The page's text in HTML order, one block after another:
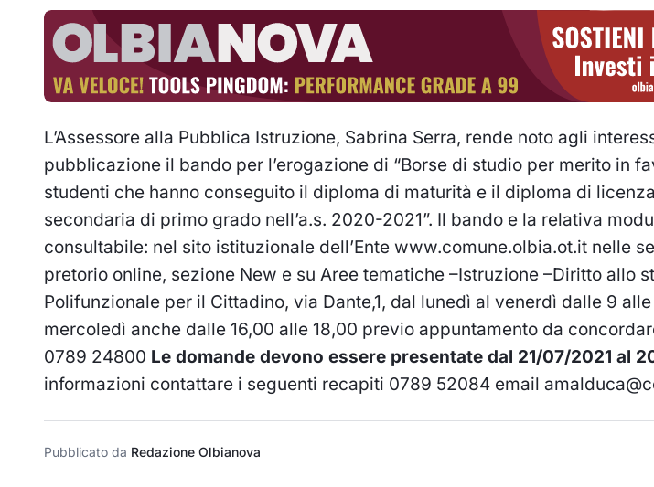
L’Assessore alla Pubblica Istruzione, Sabrina Serra, rende noto agli
pubblicazione il bando per l’erogazione di “Borse di studio per merito in
studenti che hanno conseguito il diploma di maturità e il diploma di
secondaria di primo grado nell’a.s. 2020-2021”. Il bando e la relativa
consultabile: nel sito istituzionale dell’Ente www.comune.olbia.ot.it nelle
pretorio online, sezione New e su Aree tematiche –Istruzione –Diritto allo
Polifunzionale per il Cittadino, via Dante,1, dal lunedì al venerdì dalle 9
mercoledì anche dalle 16,00 alle 18,00 previo appuntamento da
0789 24800 Le domande devono essere presentate dal 21/07/2021 al
informazioni contattare i seguenti recapiti 0789 52084 email
Pubblicato da Redazione Olbianova